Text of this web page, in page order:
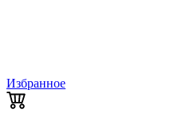
Избранное